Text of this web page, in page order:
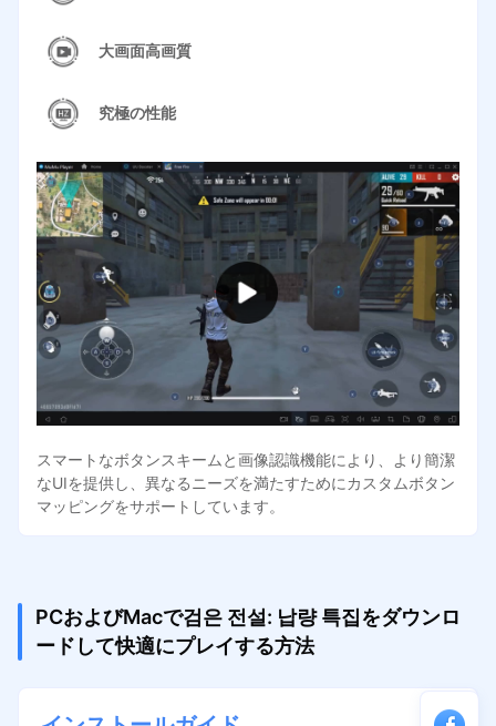
大画面高画質
究極の性能
スマートなボタンスキームと画像認識機能により、より簡潔
なUIを提供し、異なるニーズを満たすためにカスタムボタン
マッピングをサポートしています。
PCおよびMacで검은 전설: 납량 특집をダウンロ
ードして快適にプレイする方法